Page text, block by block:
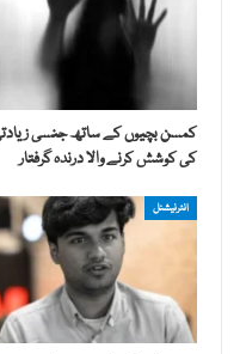
کمسن بچیوں کے ساتھ جنسی
کی کوشش کرنے والا درندہ گرفتار
انٹرنیشنل